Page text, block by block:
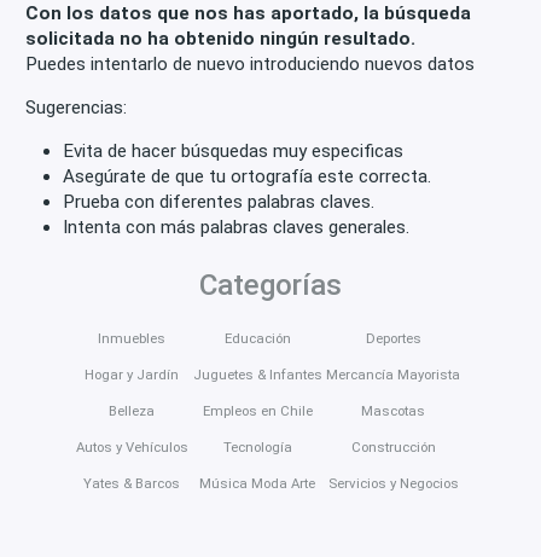
Con los datos que nos has aportado, la búsqueda
solicitada no ha obtenido ningún resultado.
Puedes intentarlo de nuevo introduciendo nuevos datos
Sugerencias:
Evita de hacer búsquedas muy especificas
Asegúrate de que tu ortografía este correcta.
Prueba con diferentes palabras claves.
Intenta con más palabras claves generales.
Categorías
Inmuebles
Hogar y Jardín
Belleza
Autos y Vehículos
Yates & Barcos
Educación
Juguetes & Infantes
Empleos en Chile
Tecnología
Música Moda Arte
Deportes
Mercancía Mayorista
Mascotas
Construcción
Servicios y Negocios